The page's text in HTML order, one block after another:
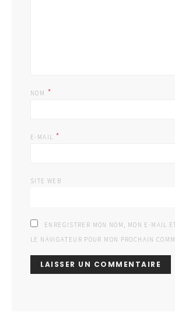
NOM *
E-MAIL *
SITE WEB
ENREGISTRER MON NOM, MON E-MAIL
LE NAVIGATEUR POUR MON PROCHAIN